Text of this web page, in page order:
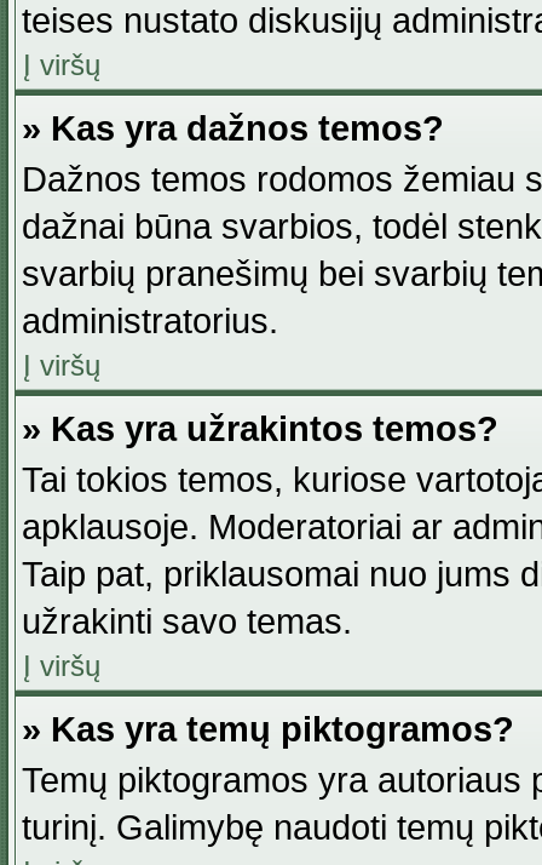
teises nustato diskusijų
Į viršų
» Kas yra dažnos temos?
Dažnos temos rodomos žemiau
dažnai būna svarbios, todėl
svarbių pranešimų bei svarbių
administratorius.
Į viršų
» Kas yra užrakintos temos?
Tai tokios temos, kuriose
apklausoje. Moderatoriai ar
Taip pat, priklausomai nuo jums
užrakinti savo temas.
Į viršų
» Kas yra temų piktogramos?
Temų piktogramos yra autoriaus
turinį. Galimybę naudoti temų